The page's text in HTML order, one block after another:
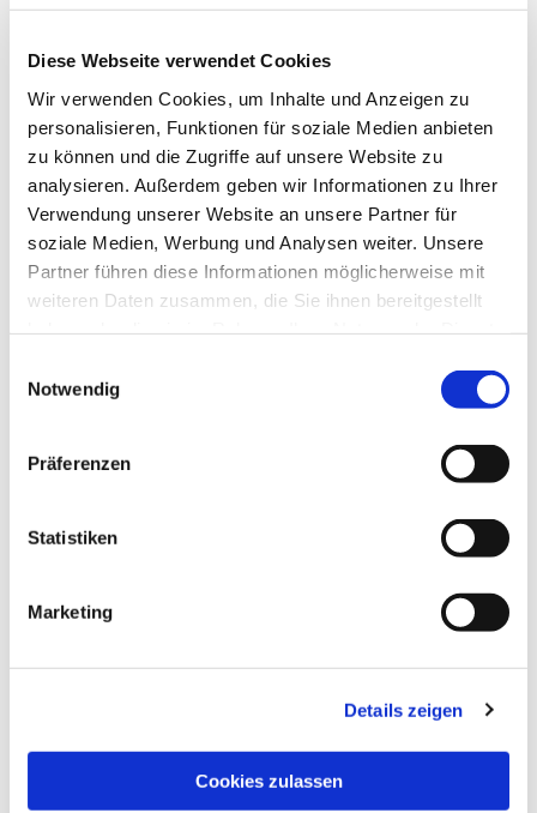
Diese Webseite verwendet Cookies
Wir verwenden Cookies, um Inhalte und Anzeigen zu
personalisieren, Funktionen für soziale Medien anbieten
zu können und die Zugriffe auf unsere Website zu
analysieren. Außerdem geben wir Informationen zu Ihrer
Verwendung unserer Website an unsere Partner für
soziale Medien, Werbung und Analysen weiter. Unsere
Partner führen diese Informationen möglicherweise mit
weiteren Daten zusammen, die Sie ihnen bereitgestellt
Notwendig
Präferenzen
Statistiken
Marketing
Details zeigen
Cookies zulassen
Dies könnte Sie auch